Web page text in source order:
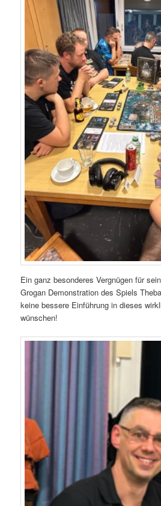
Ein ganz besonderes Vergnügen für
Grogan Demonstration des Spiels
keine bessere Einführung in dieses
wünschen!